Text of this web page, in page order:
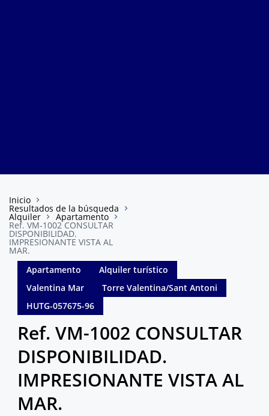
Inicio
Resultados de la búsqueda
Alquiler Apartamento
Ref. VM-1002 CONSULTAR
DISPONIBILIDAD.
IMPRESIONANTE VISTA AL
MAR.
Apartamento
Alquiler turístico
Valentina Mar
Torre Valentina/Sant Antoni
HUTG-057675-96
Ref. VM-1002 CONSULTAR
DISPONIBILIDAD.
IMPRESIONANTE VISTA AL
MAR.